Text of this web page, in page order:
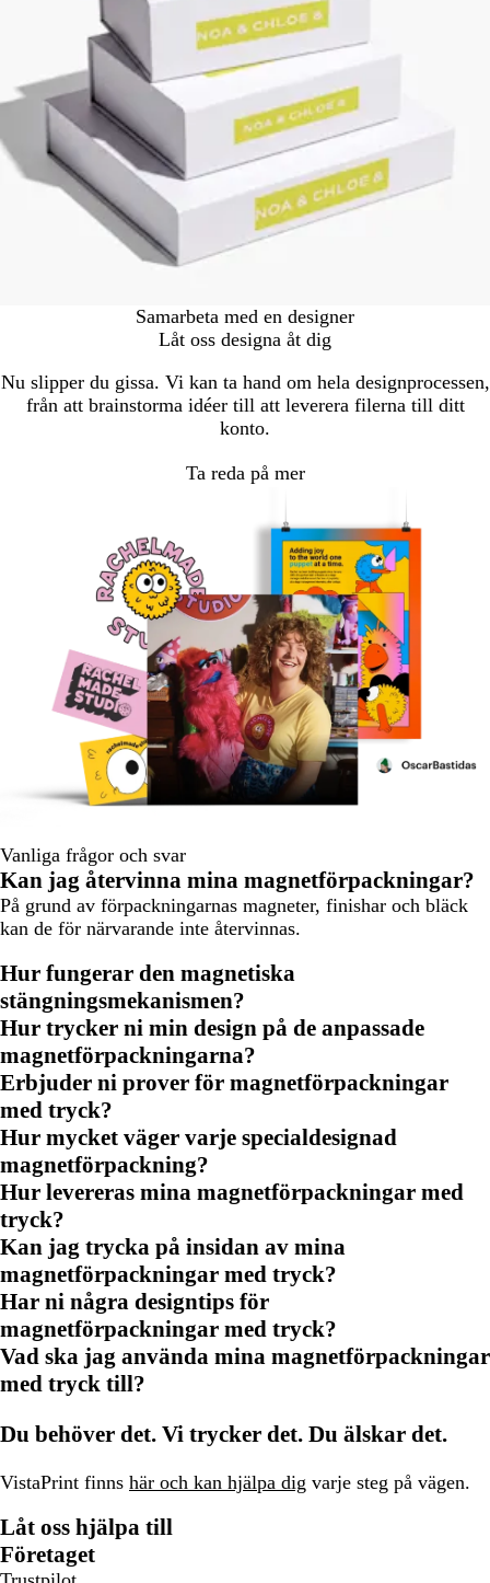
Samarbeta med en designer
Låt oss designa åt dig
Nu slipper du gissa. Vi kan ta hand om hela designprocessen,
från att brainstorma idéer till att leverera filerna till ditt
konto.
Ta reda på mer
Vanliga frågor och svar
Kan jag återvinna mina magnetförpackningar?
På grund av förpackningarnas magneter, finishar och bläck
kan de för närvarande inte återvinnas.
Hur fungerar den magnetiska
stängningsmekanismen?
Hur trycker ni min design på de anpassade
magnetförpackningarna?
Erbjuder ni prover för magnetförpackningar
med tryck?
Hur mycket väger varje specialdesignad
magnetförpackning?
Hur levereras mina magnetförpackningar med
tryck?
Kan jag trycka på insidan av mina
magnetförpackningar med tryck?
Har ni några designtips för
magnetförpackningar med tryck?
Vad ska jag använda mina magnetförpackningar
med tryck till?
Du behöver det. Vi trycker det. Du älskar det.
VistaPrint finns här och kan hjälpa dig varje steg på vägen.
Låt oss hjälpa till
Företaget